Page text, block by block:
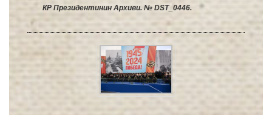
КР Президентинин Архиви. № DST_0446.